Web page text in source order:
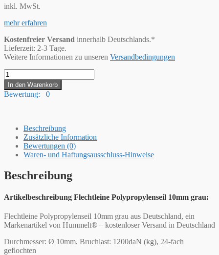
inkl. MwSt.
mehr erfahren
Kostenfreier Versand innerhalb Deutschlands.*
Lieferzeit: 2-3 Tage.
Weitere Informationen zu unseren Versandbedingungen
Hummelt®
Flechtleine
Polypropylenseil
10mm
Menge
In den Warenkorb
Bewertung: 0
Beschreibung
Zusätzliche Information
Bewertungen (0)
Waren- und Haftungsausschluss-Hinweise
Beschreibung
Artikelbeschreibung Flechtleine Polypropylenseil 10mm grau:
Flechtleine Polypropylenseil 10mm grau aus Deutschland, ein
Markenartikel von Hummelt® – kostenloser Versand in Deutschland
Durchmesser: Ø 10mm, Bruchlast: 1200daN (kg), 24-fach
geflochten